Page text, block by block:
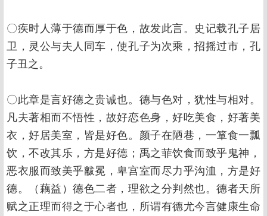
〇疾时人薄于德而厚于色，故发此言。史记载孔子居
卫，灵公与夫人同车，使孔子为次乘，招摇过市，孔
子丑之。
〇此章是言好德之贵诚也。德与色对，犹性与相对。
凡夫著相而不悟性，故好恋色身，好吃美食，好著美
衣，好居美室，皆是好色。颜子在陋巷，一箪食一瓢
饮，不改其乐，方是好德；禹之菲饮食而致乎鬼神，
恶衣服而致美乎黻冕，卑宫室而尽力乎沟洫，方是好
德。（藕益）德色二者，理欲之分判然也。德者天所
赋之正理而得之于心者也，所谓有德尤今言健康生命